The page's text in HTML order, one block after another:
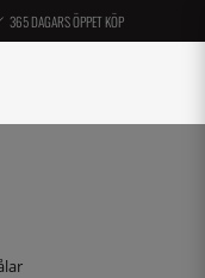
365 DAGARS ÖPPET KÖP